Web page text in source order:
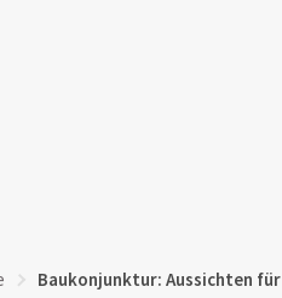
Baukonjunktur: Aussichten